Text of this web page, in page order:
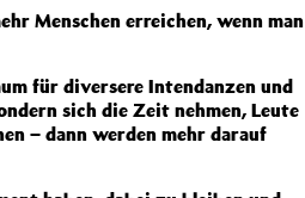
Menschen erreichen, wenn man
für diversere Intendanzen und
sich die Zeit nehmen, Leute
– dann werden mehr darauf